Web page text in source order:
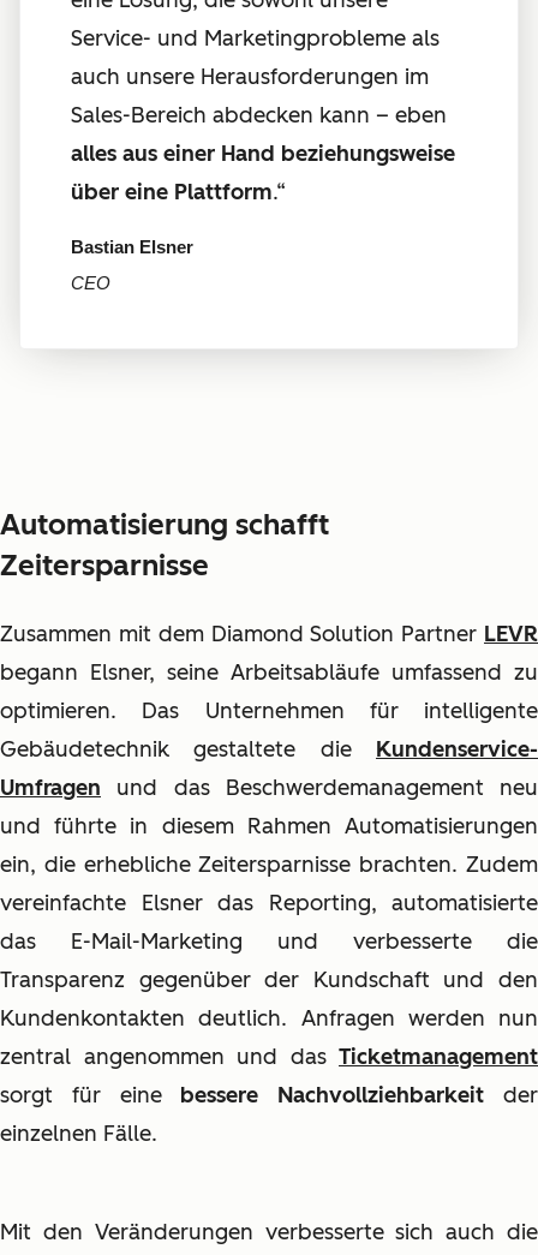
Service- und Marketingprobleme als
auch unsere Herausforderungen im
Sales-Bereich abdecken kann – eben
alles aus einer Hand beziehungsweise
über eine Plattform.“
Bastian Elsner
CEO
Automatisierung schafft
Zeitersparnisse
Zusammen mit dem Diamond Solution Partner LEVR
begann Elsner, seine Arbeitsabläufe umfassend zu
optimieren. Das Unternehmen für intelligente
Gebäudetechnik gestaltete die Kundenservice-
Umfragen und das Beschwerdemanagement neu
und führte in diesem Rahmen Automatisierungen
ein, die erhebliche Zeitersparnisse brachten. Zudem
vereinfachte Elsner das Reporting, automatisierte
das E-Mail-Marketing und verbesserte die
Transparenz gegenüber der Kundschaft und den
Kundenkontakten deutlich. Anfragen werden nun
zentral angenommen und das Ticketmanagement
sorgt für eine bessere Nachvollziehbarkeit der
einzelnen Fälle.
Mit den Veränderungen verbesserte sich auch die